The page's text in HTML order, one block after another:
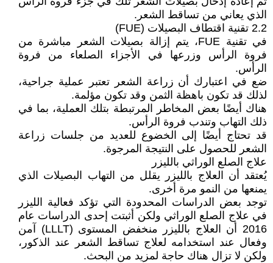
الذي يعاني من تساقط الشعر.
2.2 تقنية اقتطاف البصيلات (FUE)
في تقنية FUE، يتم إزالة بصيلات الشعر مباشرة من
فروة الرأس وزرعها في الأجزاء الصلعاء من فروة
الرأس.
ضع في اعتبارك أن زراعة الشعر تعتبر عملية جراحية،
لذلك قد تكون باهظة الثمن وقد تكون مؤلمة.
هناك أيضًا بعض المخاطر المرتبطة بتلك العملية، بما في
ذلك التهاب وتندب فروة الرأس.
قد تحتاج أيضًا إلى الخضوع للعديد من جلسات زراعة
الشعر للحصول على النتيجة المرجوة.
علاج الصلع الوراثي بالليزر
يُعتقد أن العلاج بالليزر يقلل من التهاب البصيلات الذي
يمنعها من النمو مرة أخرى.
توجد بعض الدراسات المحدودة التي تؤكد فعالية الليزر
في علاج الصلع الوراثي ولكن أثبتت إحدى الدراسات عام
2016 أن العلاج بالليزر منخفض المستوى (LLLT) آمن
وفعال عند استخدامه لعلاج تساقط الشعر عند الذكور،
ولكن لا تزال هناك حاجة لمزيد من البحث.